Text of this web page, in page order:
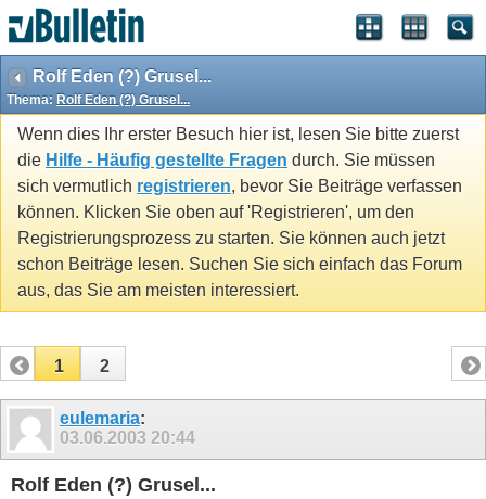
Rolf Eden (?) Grusel...
Thema: Rolf Eden (?) Grusel...
Wenn dies Ihr erster Besuch hier ist, lesen Sie bitte zuerst
die Hilfe - Häufig gestellte Fragen durch. Sie müssen
sich vermutlich registrieren, bevor Sie Beiträge verfassen
können. Klicken Sie oben auf 'Registrieren', um den
Registrierungsprozess zu starten. Sie können auch jetzt
schon Beiträge lesen. Suchen Sie sich einfach das Forum
aus, das Sie am meisten interessiert.
1 2
eulemaria:
03.06.2003 20:44
Rolf Eden (?) Grusel...